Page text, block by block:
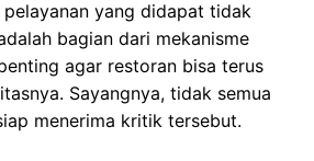
yang didapat tidak
bagian dari mekanisme
agar restoran bisa terus
Sayangnya, tidak semua
menerima kritik tersebut.